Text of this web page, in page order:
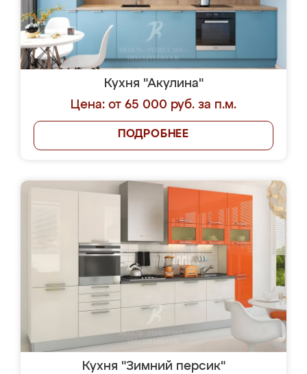
Кухня "Акулина"
Цена: от 65 000 руб. за п.м.
ПОДРОБНЕЕ
Кухня "Зимний персик"